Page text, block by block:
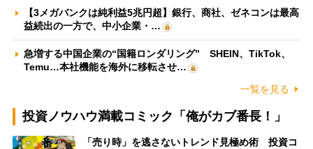
【3メガバンクは純利益5兆円超】銀行、商社、ゼネコンは最高
益続出の一方で、中小企業・…
急増する中国企業の“国籍ロンダリング” SHEIN、TikTok、
Temu…本社機能を海外に移転させ…
一覧を見る
投資ノウハウ満載コミック「俺がカブ番長！」
「売り時」を逃さないトレンド見極め術 投資コ